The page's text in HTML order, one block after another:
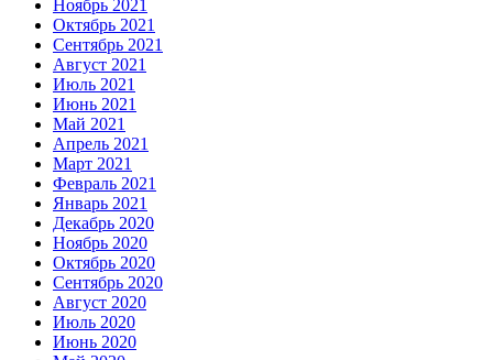
Ноябрь 2021
Октябрь 2021
Сентябрь 2021
Август 2021
Июль 2021
Июнь 2021
Май 2021
Апрель 2021
Март 2021
Февраль 2021
Январь 2021
Декабрь 2020
Ноябрь 2020
Октябрь 2020
Сентябрь 2020
Август 2020
Июль 2020
Июнь 2020